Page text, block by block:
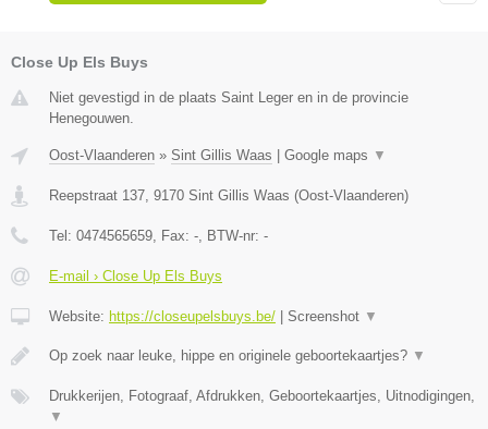
Close Up Els Buys
Niet gevestigd in de plaats Saint Leger en in de provincie
Henegouwen.
Oost-Vlaanderen » Sint Gillis Waas Google maps ▼
Reepstraat 137, 9170 Sint Gillis Waas (Oost-Vlaanderen)
Tel: 0474565659, Fax: -, BTW-nr: -
E-mail › Close Up Els Buys
Website: https://closeupelsbuys.be/ Screenshot ▼
Op zoek naar leuke, hippe en originele geboortekaartjes? ▼
Drukkerijen, Fotograaf, Afdrukken, Geboortekaartjes, Uitnodigingen,
▼